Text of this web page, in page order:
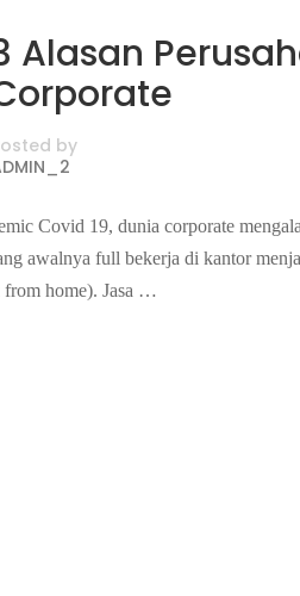
Alasan
by
Covid 19, dunia corporate
awalnya full bekerja di kantor
home). Jasa …